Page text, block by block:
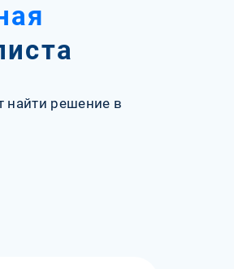
найти решение в